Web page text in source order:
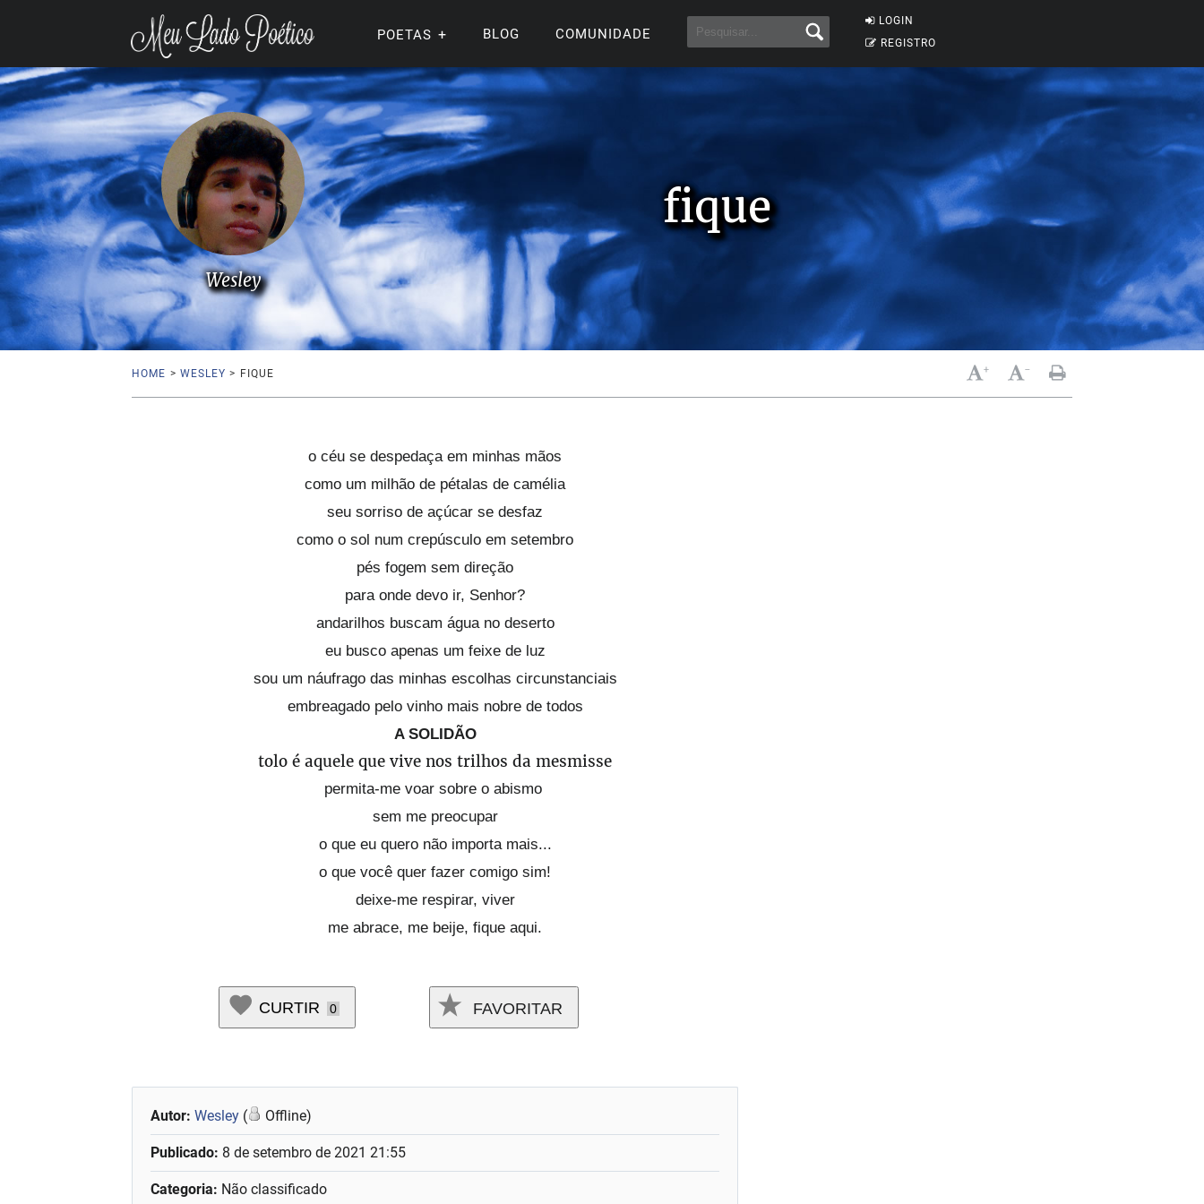
LOGIN
REGISTRO
POETAS BLOG COMUNIDADE
fique
Wesley
HOME > WESLEY > FIQUE + -
o céu se despedaça em minhas mãos
como um milhão de pétalas de camélia
seu sorriso de açúcar se desfaz
como o sol num crepúsculo em setembro
pés fogem sem direção
para onde devo ir, Senhor?
andarilhos buscam água no deserto
eu busco apenas um feixe de luz
sou um náufrago das minhas escolhas circunstanciais
embreagado pelo vinho mais nobre de todos
A SOLIDÃO
tolo é aquele que vive nos trilhos da mesmisse
permita-me voar sobre o abismo
sem me preocupar
o que eu quero não importa mais...
o que você quer fazer comigo sim!
deixe-me respirar, viver
me abrace, me beije, fique aqui.
CURTIR 0 FAVORITAR
Autor:Wesley ( Offline)
Publicado: 8 de setembro de 2021 21:55
Categoria: Não classificado